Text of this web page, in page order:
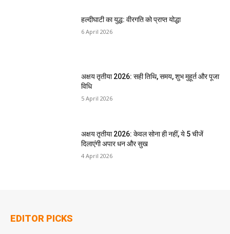
हल्दीघाटी का युद्ध: वीरगति को प्राप्त योद्धा
6 April 2026
अक्षय तृतीया 2026: सही तिथि, समय, शुभ मुहूर्त और पूजा
विधि
5 April 2026
अक्षय तृतीया 2026: केवल सोना ही नहीं, ये 5 चीजें
दिलाएंगी अपार धन और सुख
4 April 2026
EDITOR PICKS